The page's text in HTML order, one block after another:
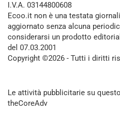
I.V.A. 03144800608
Ecoo.it non è una testata
aggiornato senza alcuna
considerarsi un prodotto
del 07.03.2001
Copyright ©2026 - Tutti i diritti
Le attività pubblicitarie su
theCoreAdv